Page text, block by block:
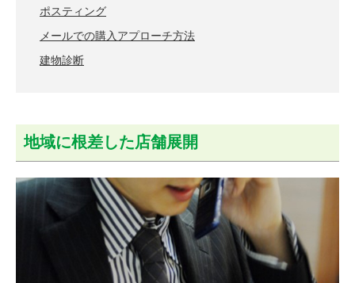
ポスティング
メールでの購入アプローチ方法
建物診断
地域に根差した店舗展開